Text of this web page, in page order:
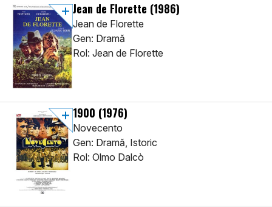
Jean de Florette (1986)
Jean de Florette
Gen: Dramă
Rol: Jean de Florette
1900 (1976)
Novecento
Gen: Dramă, Istoric
Rol: Olmo Dalcò